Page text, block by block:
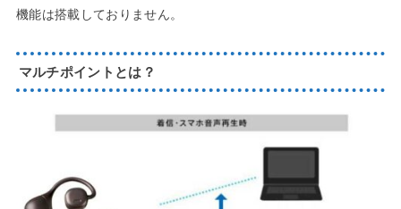
機能は搭載しておりません。
マルチポイントとは？